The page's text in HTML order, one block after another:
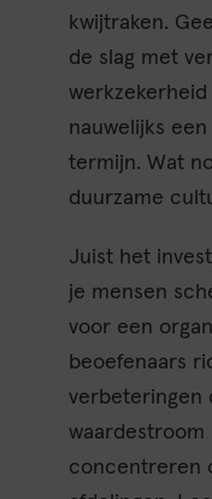
kwijtraken.
de slag met
nauwelijks
termijn. Wat
duurzame
Juist het
je mensen
voor een
beoefenaars
verbeteringen
waardestroom
concentreren